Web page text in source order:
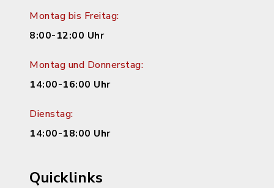
Montag bis Freitag:
8:00-12:00 Uhr
Montag und Donnerstag:
14:00-16:00 Uhr
Dienstag:
14:00-18:00 Uhr
Quicklinks